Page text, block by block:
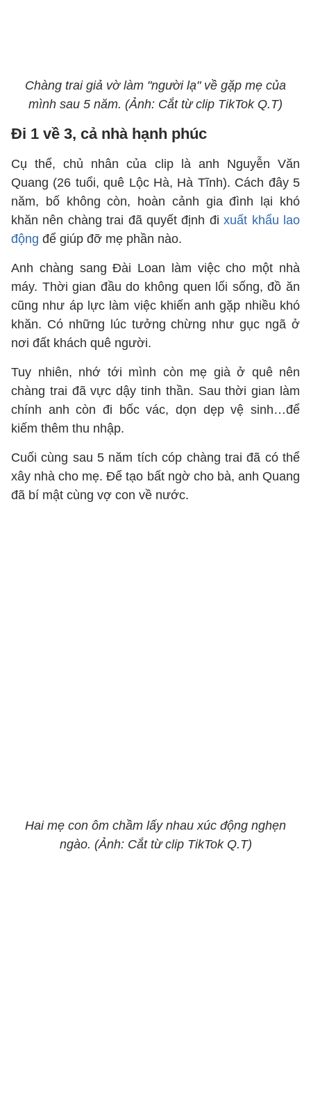
Chàng trai giả vờ làm "người lạ" về gặp mẹ của
mình sau 5 năm. (Ảnh: Cắt từ clip TikTok Q.T)
Đi 1 về 3, cả nhà hạnh phúc
Cụ thể, chủ nhân của clip là anh Nguyễn Văn
Quang (26 tuổi, quê Lộc Hà, Hà Tĩnh). Cách đây 5
năm, bố không còn, hoàn cảnh gia đình lại khó
khăn nên chàng trai đã quyết định đixuất khẩu lao
động để giúp đỡ mẹ phần nào.
Anh chàng sang Đài Loan làm việc cho một nhà
máy. Thời gian đầu do không quen lối sống, đồ ăn
cũng như áp lực làm việc khiến anh gặp nhiều khó
khăn. Có những lúc tưởng chừng như gục ngã ở
nơi đất khách quê người.
Tuy nhiên, nhớ tới mình còn mẹ già ở quê nên
chàng trai đã vực dậy tinh thần. Sau thời gian làm
chính anh còn đi bốc vác, dọn dẹp vệ sinh…để
kiếm thêm thu nhập.
Cuối cùng sau 5 năm tích cóp chàng trai đã có thể
xây nhà cho mẹ. Để tạo bất ngờ cho bà, anh Quang
đã bí mật cùng vợ con về nước.
Hai mẹ con ôm chầm lấy nhau xúc động nghẹn
ngào. (Ảnh: Cắt từ clip TikTok Q.T)